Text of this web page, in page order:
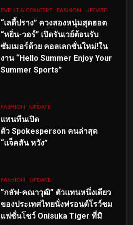
EVENT & CONCERT FASHION UPDATE
“เลดี้ปราง” ควงสองหนุ่มสุดฮอต
“หยิ่น-วอร์” เปิดรันเวย์ต้อนรับ
ซัมเมอร์ด้วย คอลเลกชั่นใหม่!ใน
งาน “Hello Summer Enjoy Your
Summer Sports”
FASHION UPDATE
แพนทีนเปิด
ตัว Spokesperson คนล่าสุด
“แจ็คสัน หวัง”
FASHION UPDATE
“กลัฟ-คณาวุฒิ” ตัวแทนหนึ่งเดียว
ของประเทศไทยนั่งฟรอนต์โรว์ชม
แฟชั่นโชว์ Onisuka Tiger ที่มิ